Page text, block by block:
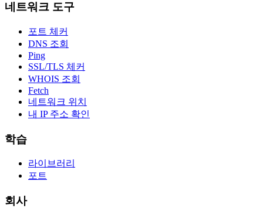
네트워크 도구
포트 체커
DNS 조회
Ping
SSL/TLS 체커
WHOIS 조회
Fetch
네트워크 위치
내 IP 주소 확인
학습
라이브러리
포트
회사